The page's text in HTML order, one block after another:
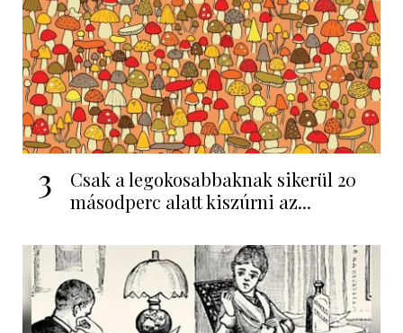
3
Csak a legokosabbaknak sikerül 20
másodperc alatt kiszúrni az...